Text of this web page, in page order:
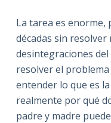
La tarea es enorme,
décadas sin
desintegraciones
resolver el
entender lo que es
realmente por qué
padre y madre